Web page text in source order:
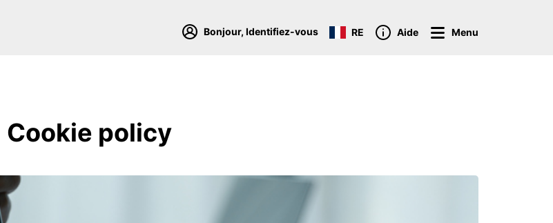
Bonjour, Identifiez-vous RE Aide Menu
Cookie policy